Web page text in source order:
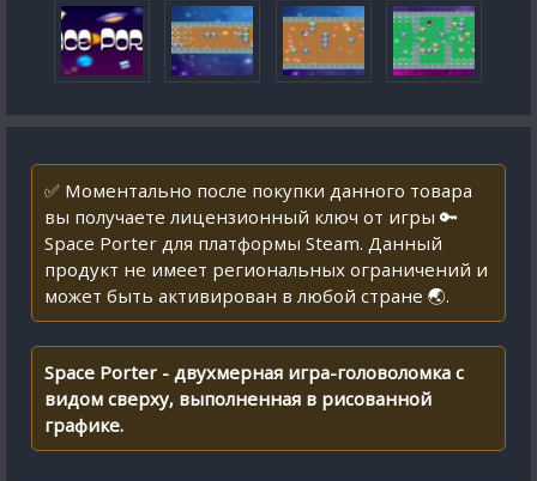
✅ Моментально после покупки данного товара
вы получаете лицензионный ключ от игры 🔑
Space Porter для платформы Steam. Данный
продукт не имеет региональных ограничений и
может быть активирован в любой стране 🌏.
Space Porter - двухмерная игра-головоломка с
видом сверху, выполненная в рисованной
графике.